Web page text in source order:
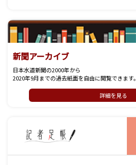
新聞アーカイブ
日本水道新聞の2000年から
2020年9月までの過去紙面を自由に閲覧できます。
詳細を見る